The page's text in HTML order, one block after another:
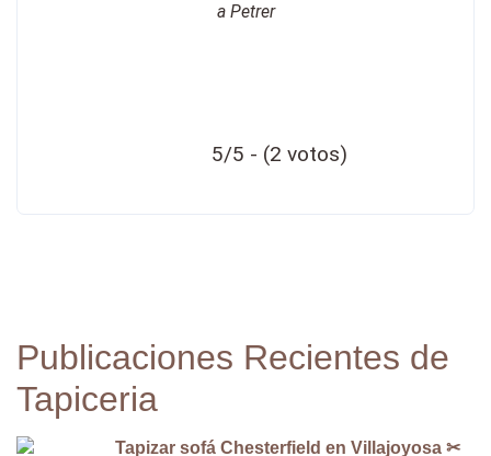
a Petrer
5/5 - (2 votos)
Publicaciones Recientes de
Tapiceria
Tapizar sofá Chesterfield en Villajoyosa ✂